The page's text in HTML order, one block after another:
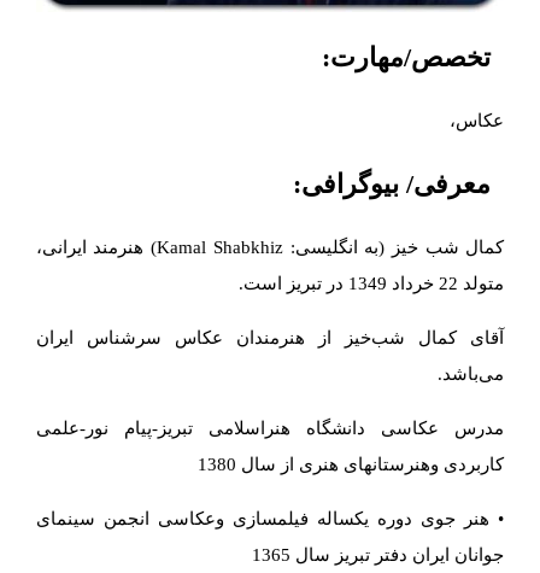
تخصص/مهارت:
عکاس،
معرفی/ بیوگرافی:
کمال شب خیز (به انگلیسی: Kamal Shabkhiz) هنرمند ایرانی،
متولد 22 خرداد 1349 در تبریز است.
آقای کمال شب‌خیز از هنرمندان عکاس سرشناس ایران
می‌باشد.
مدرس عکاسی دانشگاه هنراسلامی تبریز-پیام نور-علمی
کاربردی وهنرستانهای هنری از سال 1380
• هنر جوی دوره یکساله فیلمسازی وعکاسی انجمن سینمای
جوانان ایران دفتر تبریز سال 1365